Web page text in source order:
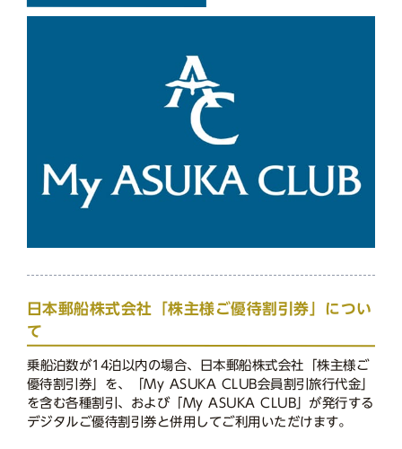
日本郵船株式会社「株主様ご優待割引券」につい
て
乗船泊数が14泊以内の場合、日本郵船株式会社「株主様ご
優待割引券」を、「My ASUKA CLUB会員割引旅行代金」
を含む各種割引、および「My ASUKA CLUB」が発行する
デジタルご優待割引券と併用してご利用いただけます。